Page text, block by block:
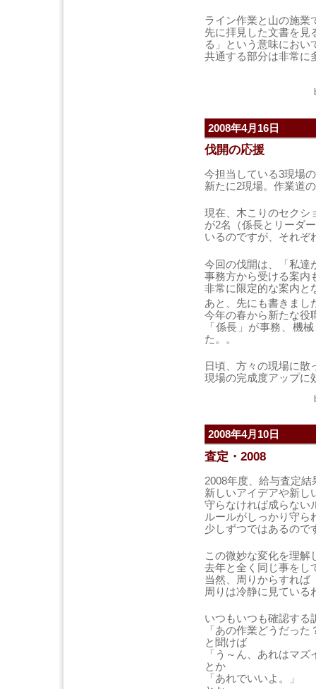
ライン作業と山の施業
先に拝見した文書を見
る」という意味におい
共通する部分は非常に
2008年4月16日
伐開の応援
今担当している3現場
新たに2現場。作業道
現在、木こりのセクシ
が2名（係長とリーダ
いるのですが、それぞ
今回の伐開は、「私達
事務方から受ける案内
非常に限定的な案内と
あと、先にも書きまし
今年の春から新たな役
「係長」が事務、機
た。。
日頃、方々の現場に散
現場の完成度アップに
2008年4月10日
査定・2008
2008年度、給与査定
新しいアイデアや新し
守らなければ成らない
ルールがしっかり守ら
少しずつではあるので
この微妙な変化を理解
去年と全く同じ事をし
当然、周りからすれば
周りは冷静に見ている
いつもいつも確認する
「あの作業どうだった
と聞けば
「う～ん、あれはマズ
とか
「あれでいいよ。」